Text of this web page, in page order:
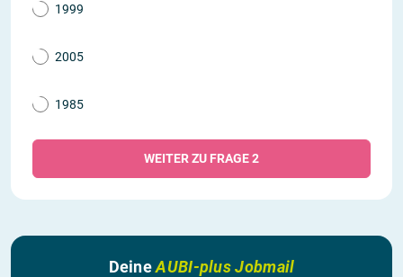
1999
2005
1985
WEITER ZU FRAGE 2
DeineAUBI-plus Jobmail